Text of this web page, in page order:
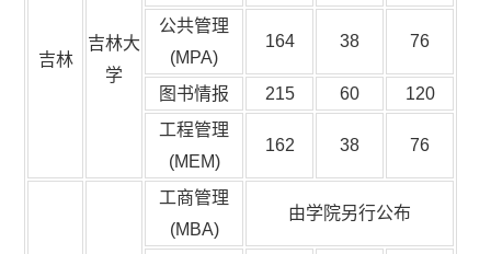
吉林
吉林大
学
公共管理
(MPA)
164 38 76
图书情报 215 60
120
工程管理
(MEM)
162 38 76
工商管理
(MBA)
由学院另行公布